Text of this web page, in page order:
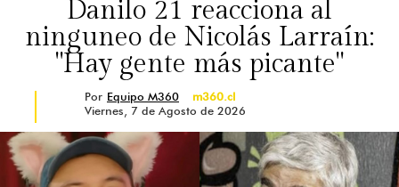
Danilo 21 reacciona al
ninguneo de Nicolás Larraín:
"Hay gente más picante"
Por Equipo M360
m360.cl
Viernes, 7 de Agosto de 2026